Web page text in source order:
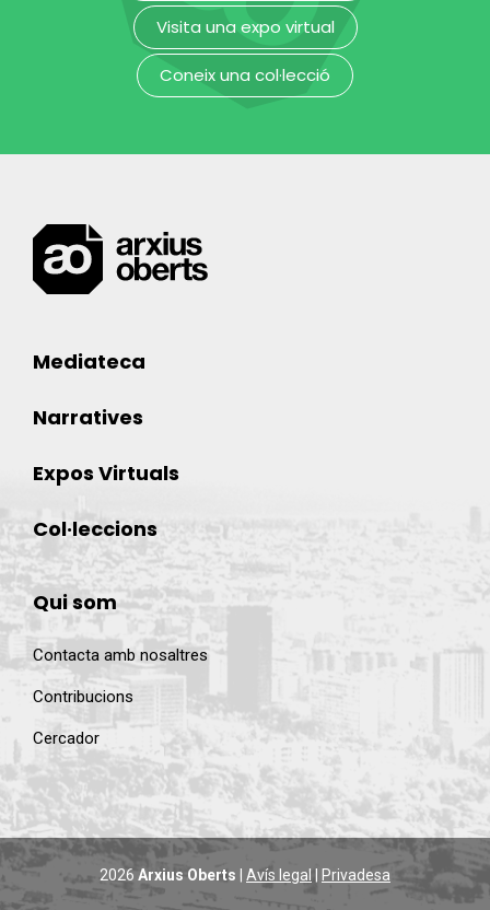
Visita una expo virtual
Coneix una col·lecció
Mediateca
Narratives
Expos Virtuals
Col·leccions
Qui som
Contacta amb nosaltres
Contribucions
Cercador
2026 Arxius Oberts Avís legal Privadesa